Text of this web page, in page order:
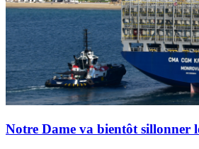
Notre Dame va bientôt sillonner